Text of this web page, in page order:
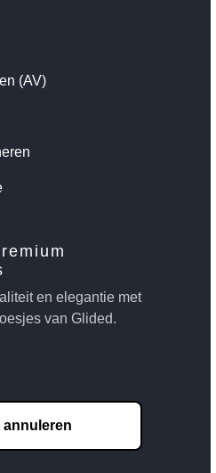
(AV)
en elegantie met
van Glided.